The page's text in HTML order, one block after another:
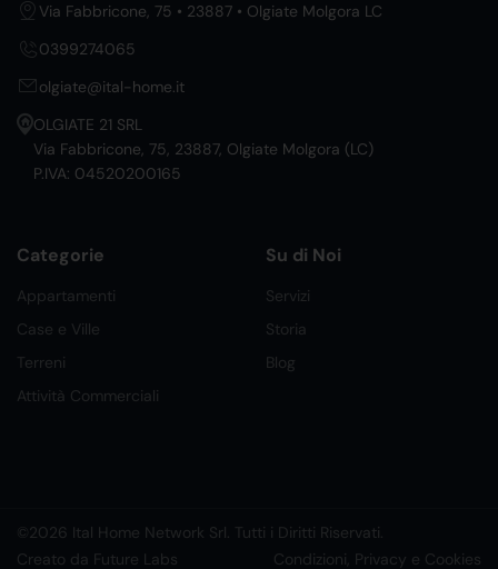
Via Fabbricone, 75 • 23887 • Olgiate Molgora LC
0399274065
olgiate@ital-home.it
OLGIATE 21 SRL
Via Fabbricone, 75, 23887, Olgiate Molgora (LC)
P.IVA: 04520200165
Categorie
Appartamenti
Case e Ville
Terreni
Attività Commerciali
Su di Noi
Servizi
Storia
Blog
©2026 Ital Home Network Srl. Tutti i Diritti Riservati.
Creato da Future Labs
Condizioni, Privacy e Cookies